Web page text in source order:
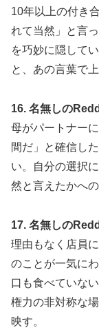
10年以上の付き
れて当然」と言
を巧妙に隠して
と、あの言葉で
16. 名無しの
母がパートナー
間だ」と確信し
い。自分の選択
然と言えたかへ
17. 名無しの
理由もなく店員
のことが一気に
口も食べていな
権力の非対称な
映す。